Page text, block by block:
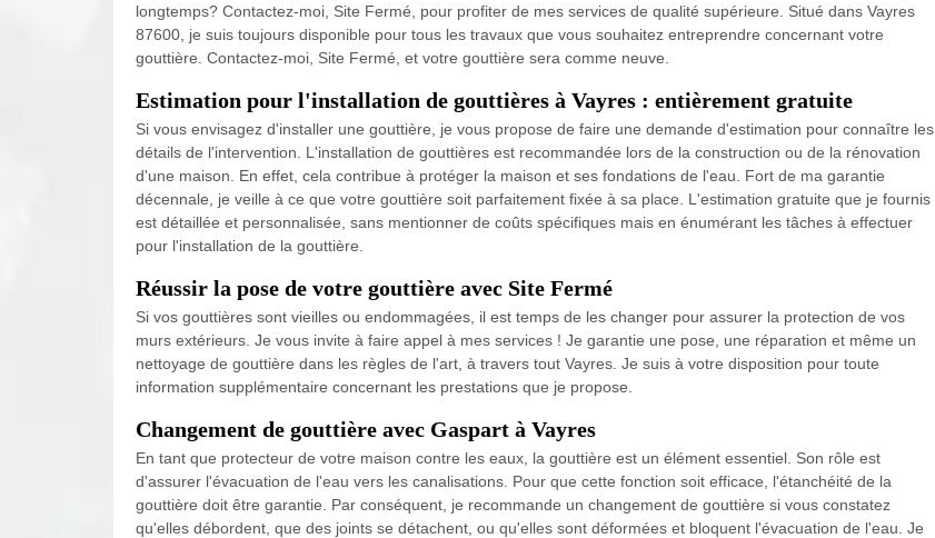
longtemps? Contactez-moi, Site Fermé, pour profiter de mes services de qualité supérieure. Situé dans Vayres
87600, je suis toujours disponible pour tous les travaux que vous souhaitez entreprendre concernant votre
gouttière. Contactez-moi, Site Fermé, et votre gouttière sera comme neuve.
Estimation pour l'installation de gouttières à Vayres : entièrement gratuite
Si vous envisagez d'installer une gouttière, je vous propose de faire une demande d'estimation pour connaître les
détails de l'intervention. L'installation de gouttières est recommandée lors de la construction ou de la rénovation
d'une maison. En effet, cela contribue à protéger la maison et ses fondations de l'eau. Fort de ma garantie
décennale, je veille à ce que votre gouttière soit parfaitement fixée à sa place. L'estimation gratuite que je fournis
est détaillée et personnalisée, sans mentionner de coûts spécifiques mais en énumérant les tâches à effectuer
pour l'installation de la gouttière.
Réussir la pose de votre gouttière avec Site Fermé
Si vos gouttières sont vieilles ou endommagées, il est temps de les changer pour assurer la protection de vos
murs extérieurs. Je vous invite à faire appel à mes services ! Je garantie une pose, une réparation et même un
nettoyage de gouttière dans les règles de l'art, à travers tout Vayres. Je suis à votre disposition pour toute
information supplémentaire concernant les prestations que je propose.
Changement de gouttière avec Gaspart à Vayres
En tant que protecteur de votre maison contre les eaux, la gouttière est un élément essentiel. Son rôle est
d'assurer l'évacuation de l'eau vers les canalisations. Pour que cette fonction soit efficace, l'étanchéité de la
gouttière doit être garantie. Par conséquent, je recommande un changement de gouttière si vous constatez
qu'elles débordent, que des joints se détachent, ou qu'elles sont déformées et bloquent l'évacuation de l'eau. Je